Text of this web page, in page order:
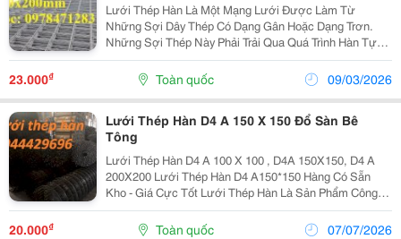
Lưới Thép Hàn Là Một Mạng Lưới Được Làm Từ
Những Sợi Dây Thép Có Dạng Gân Hoặc Dạng Trơn.
Những Sợi Thép Này Phải Trải Qua Quá Trình Hàn Tự
Động Bằng Phương Pháp Nóng Chảy. Lúc Này, Thép Sẽ
Chảy Ra Tại Vị Trí Các Sợi Thép Tiếp Xúc Với Nhau, Cứ
23.000₫ Toàn quốc 09/03/2026
Lưới Thép Hàn D4 A 150 X 150 Đổ Sàn Bê
Tông
Lưới Thép Hàn D4 A 100 X 100 , D4A 150X150, D4 A
200X200 Lưới Thép Hàn D4 A150*150 Hàng Có Sẵn
Kho - Giá Cực Tốt Lưới Thép Hàn Là Sản Phẩm Công
Nghệ Tiên Tiến Giúp Tiết Kiệm Thời Gian, Tiết Kiệm Chi
Phí Và Ứng Dụng Lưới Thép Hàn Vào Trong Công...
20.000₫ Toàn quốc 07/07/2026